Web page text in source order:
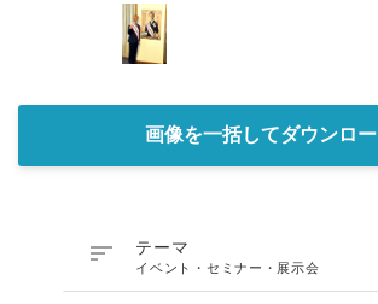
画像を一括してダウンロ
 テーマ
イベント・セミナー・展示会